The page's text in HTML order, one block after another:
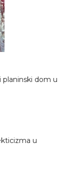
planinski dom u
u